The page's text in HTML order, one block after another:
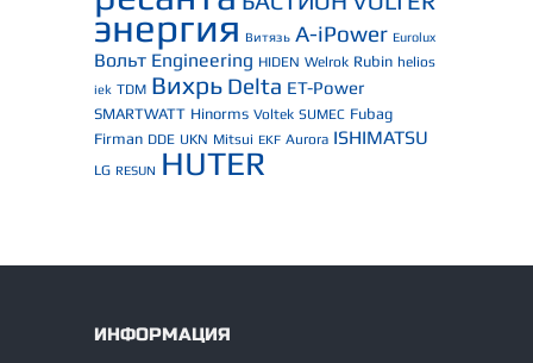
энергия Витязь A-iPower Eurolux
Вольт Engineering HIDEN Welrok Rubin helios
iek TDM Вихрь Delta ET-Power
SMARTWATT Hinorms Voltek SUMEC Fubag
Firman DDE UKN Mitsui EKF Aurora ISHIMATSU
LG RESUN HUTER
ИНФОРМАЦИЯ